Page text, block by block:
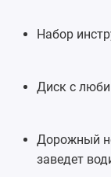
Набор
Диск с
Дорожный
заведет